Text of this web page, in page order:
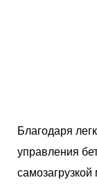
Благодаря
управления